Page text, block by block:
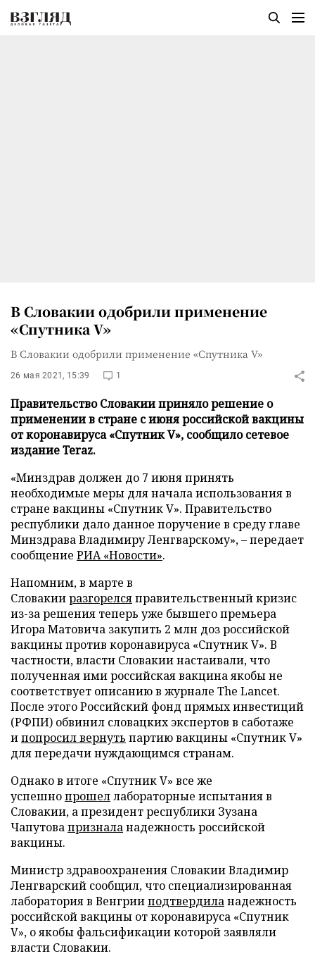
В Словакии одобрили применение
«Спутника V»
В Словакии одобрили применение «Спутника V»
26 мая 2021, 15:39 1
Правительство Словакии приняло решение о
применении в стране с июня российской вакцины
от коронавируса «Спутник V», сообщило сетевое
издание Teraz.
«Минздрав должен до 7 июня принять
необходимые меры для начала использования в
стране вакцины «Спутник V». Правительство
республики дало данное поручение в среду главе
Минздрава Владимиру Ленгварскому», – передает
сообщение РИА «Новости».
Напомним, в марте в
Словакииразгорелсяправительственный кризис
из-за решения теперь уже бывшего премьера
Игора Матовича закупить 2 млн доз российской
вакцины против коронавируса «Спутник V». В
частности, власти Словакии настаивали, что
полученная ими российская вакцина якобы не
соответствует описанию в журнале The Lancet.
После этого Российский фонд прямых инвестиций
(РФПИ) обвинил словацких экспертов в саботаже
ипопросил вернуть партию вакцины «Спутник V»
для передачи нуждающимся странам.
Однако в итоге «Спутник V» все же
успешнопрошеллабораторные испытания в
Словакии, а президент республики Зузана
Чапутовапризналанадежность российской
вакцины.
Министр здравоохранения Словакии Владимир
Ленгварский сообщил, что специализированная
лаборатория в Венгрииподтвердиланадежность
российской вакцины от коронавируса «Спутник
V», о якобы фальсификации которой заявляли
власти Словакии.